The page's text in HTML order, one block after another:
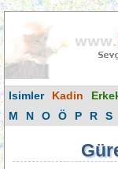
Isimler Kadin
M
N O Ö P R S